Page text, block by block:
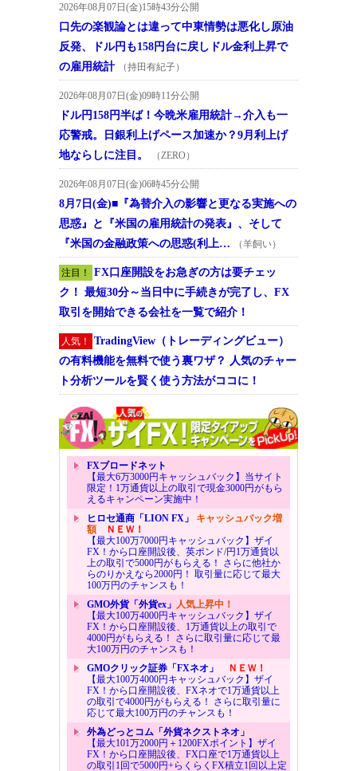
2026年08月07日(金)15時43分公開
口先の楽観論とは違って中東情勢は悪化し原油
反発、ドル円も158円台に戻しドル金利上昇で
の雇用統計
（持田有紀子）
2026年08月07日(金)09時11分公開
ドル円158円半ば！今晩米雇用統計→介入も一
応警戒。日銀利上げペース加速か？9月利上げ
地ならしに注目。
（ZERO）
2026年08月07日(金)06時45分公開
8月7日(金)■『為替介入の影響と更なる実施への
思惑』と『米国の雇用統計の発表』、そして
『米国の金融政策への思惑(利上…
（羊飼い）
注目！
FX口座開設をお急ぎの方は要チェッ
ク！ 最短30分～当日中に手続きが完了し、FX
取引を開始できる会社を一覧で紹介！
人気！
TradingView（トレーディングビュー）
の有料機能を無料で使う裏ワザ？ 人気のチャー
ト分析ツールを賢く使う方法がココに！
FXブロードネット
【最大6万3000円キャッシュバック】当サイト
限定！1万通貨以上の取引で現金3000円がもら
えるキャンペーン実施中！
ヒロセ通商「LION FX」 キャッシュバック増
額ＮＥＷ！
【最大100万7000円キャッシュバック】ザイ
FX！から口座開設後、英ポンド/円1万通貨以
上の取引で5000円がもらえる！ さらに他社か
らのりかえなら2000円！ 取引量に応じて最大
100万円のチャンスも！
GMO外貨「外貨ex」 人気上昇中！
【最大100万4000円キャッシュバック】ザイ
FX！から口座開設後、1万通貨以上の取引で
4000円がもらえる！ さらに取引量に応じて最
大100万円のチャンスも！
GMOクリック証券「FXネオ」
ＮＥＷ！
【最大100万4000円キャッシュバック】ザイ
FX！から口座開設後、FXネオで1万通貨以上
の取引で4000円がもらえる！ さらに取引量に
応じて最大100万円のチャンスも！
外為どっとコム「外貨ネクストネオ」
【最大101万2000円＋1200FXポイント】ザイ
FX！から口座開設後、FX口座で1万通貨以上
の取引1回で5000円+らくらくFX積立1回以上定